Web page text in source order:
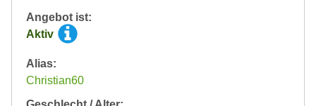
Angebot ist:
Aktiv
Alias:
Christian60